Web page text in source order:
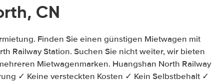
CN
Finden Sie einen günstigen Mietwagen mit
Railway Station. Suchen Sie nicht weiter, wir bieten
Mietwagenmarken. Huangshan North Railway
✓ Keine versteckten Kosten ✓ Kein Selbstbehalt ✓